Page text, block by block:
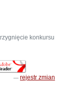
konkursu
rejestr zmian